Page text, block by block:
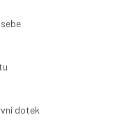
dotek